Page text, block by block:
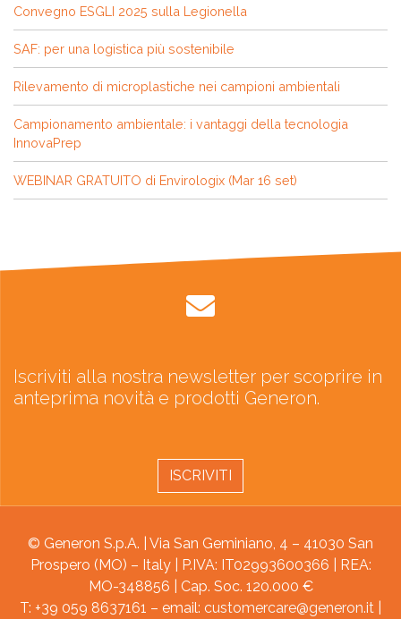
Convegno ESGLI 2025 sulla Legionella
SAF: per una logistica più sostenibile
Rilevamento di microplastiche nei campioni ambientali
Campionamento ambientale: i vantaggi della tecnologia
InnovaPrep
WEBINAR GRATUITO di Envirologix (Mar 16 set)
Iscriviti alla nostra newsletter per scoprire in
anteprima novità e prodotti Generon.
ISCRIVITI
© Generon S.p.A. | Via San Geminiano, 4 – 41030 San
Prospero (MO) – Italy | P.IVA: IT02993600366 | REA:
MO-348856 | Cap. Soc. 120.000 €
T: +39 059 8637161 – email: customercare@generon.it